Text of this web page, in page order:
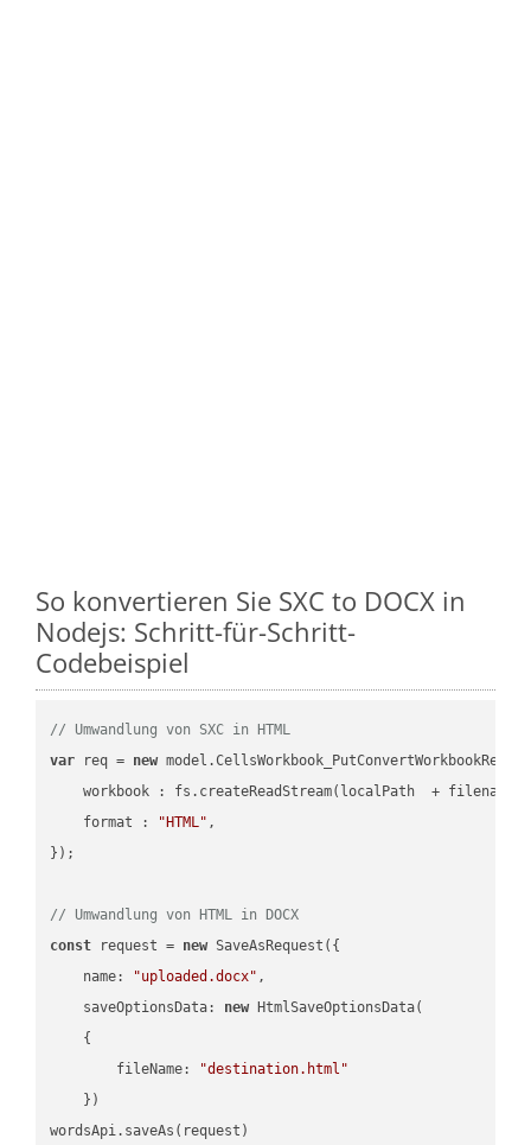
So konvertieren Sie SXC to DOCX in
Nodejs: Schritt-für-Schritt-
Codebeispiel
// Umwandlung von SXC in HTML
var req = new
workbook : fs.createReadStream(localPath  + filename
format : "HTML" ,
});
// Umwandlung von HTML in DOCX
const request = new SaveAsRequest({
name: "uploaded.docx" ,
saveOptionsData: new HtmlSaveOptionsData(
    {
fileName:
"destination.html"
    })
wordsApi.saveAs(request)